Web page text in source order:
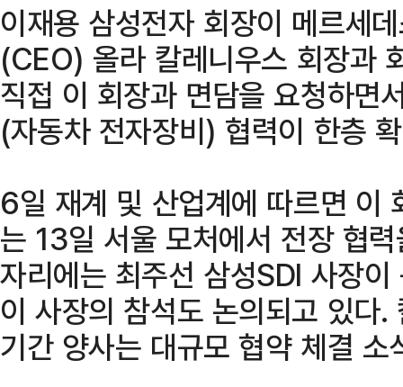
이재용 삼성전자 회장이 메르세
(CEO) 올라 칼레니우스 회장과
직접 이 회장과 면담을 요청하면
(자동차 전자장비) 협력이 한층
6일 재계 및 산업계에 따르면 이
는 13일 서울 모처에서 전장 협
자리에는 최주선 삼성SDI 사장
이 사장의 참석도 논의되고 있다
기간 양사는 대규모 협약 체결